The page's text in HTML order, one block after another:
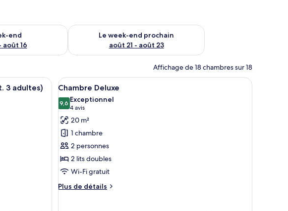
end
août 16
pour ce week-end août 14 - août 16
Le week-end prochain
août 21 - août 23
Vérifier la disponibilité pour le week-end prochain août 21 -
Affichage de 18 chambres sur 18
avec un grand lit, un bureau et un balcon équipé de chaises.
3 adultes)
Afficher
toutes
les
photos
pour
ce
type
de
chambre :
Chambre
Coffres-forts dans les chambres, bureau
5
Chambre Deluxe
9,69,6 sur 10
Exceptionnel
4 avis
(4 avis)
20 m²
1 chambre
2 personnes
2 lits doubles
Wi-Fi gratuit
Plus de détails
Plus